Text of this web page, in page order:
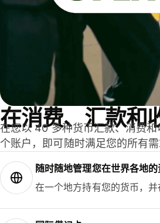
在消费、汇款和
在您以 40 多种货币汇款、消费
个账户，即可随时满足您的所有需
随时随地管理您在世界各地的
在一个地方持有您的货币，并